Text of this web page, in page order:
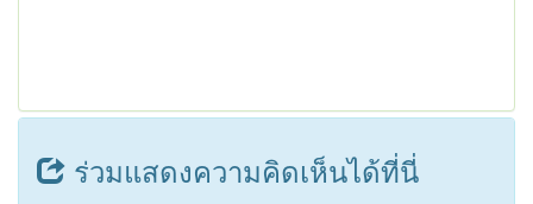
ร่วมแสดงความคิดเห็นได้ที่นี่